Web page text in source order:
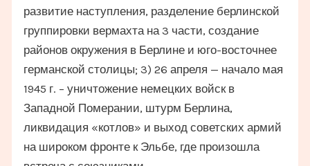
развитие наступления, разделение берлинской
группировки вермахта на 3 части, создание
районов окружения в Берлине и юго-восточнее
германской столицы; 3) 26 апреля — начало мая
1945 г. – уничтожение немецких войск в
Западной Померании, штурм Берлина,
ликвидация «котлов» и выход советских армий
на широком фронте к Эльбе, где произошла